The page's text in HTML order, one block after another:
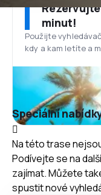
minut!
Použijte
kdy a kam letíte a
Speciální
Na této trase
Podívejte se na
zajímat. Můžete
spustit nové